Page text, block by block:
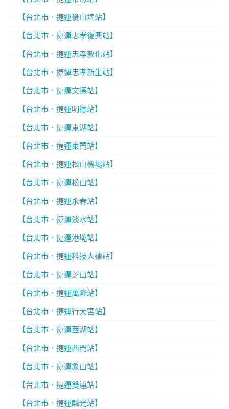
【台北市．捷運後山埤站】
【台北市．捷運忠孝復興站】
【台北市．捷運忠孝敦化站】
【台北市．捷運忠孝新生站】
【台北市．捷運文德站】
【台北市．捷運明德站】
【台北市．捷運東湖站】
【台北市．捷運東門站】
【台北市．捷運松山機場站】
【台北市．捷運松山站】
【台北市．捷運永春站】
【台北市．捷運淡水站】
【台北市．捷運港墘站】
【台北市．捷運科技大樓站】
【台北市．捷運芝山站】
【台北市．捷運萬隆站】
【台北市．捷運行天宮站】
【台北市．捷運西湖站】
【台北市．捷運西門站】
【台北市．捷運象山站】
【台北市．捷運雙連站】
【台北市．捷運麟光站】